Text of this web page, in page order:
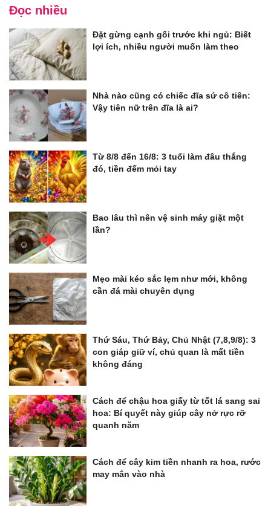
Đọc nhiều
Đặt gừng cạnh gối trước khi ngủ: Biết
lợi ích, nhiều người muốn làm theo
Nhà nào cũng có chiếc đĩa sứ cô tiên:
Vậy tiên nữ trên đĩa là ai?
Từ 8/8 đến 16/8: 3 tuổi làm đâu thắng
đó, tiền đếm mỏi tay
Bao lâu thì nên vệ sinh máy giặt một
lần?
Mẹo mài kéo sắc lẹm như mới, không
cần đá mài chuyên dụng
Thứ Sáu, Thứ Bảy, Chủ Nhật (7,8,9/8): 3
con giáp giữ ví, chủ quan là mất tiền
không đáng
Cách để chậu hoa giấy từ tốt lá sang sai
hoa: Bí quyết này giúp cây nở rực rỡ
quanh năm
Cách để cây kim tiền nhanh ra hoa, rước
may mắn vào nhà